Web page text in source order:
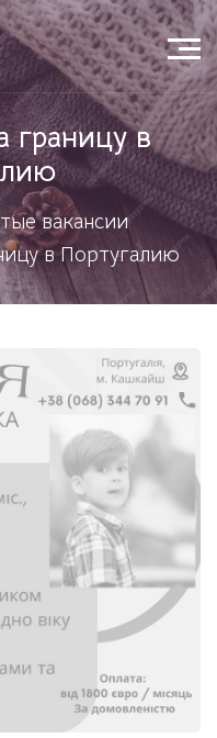
границу в
вакансии
в Португалию